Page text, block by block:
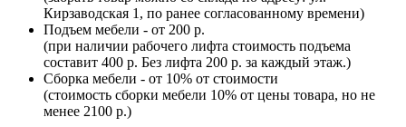
Кирзаводская 1, по ранее согласованному времени)
Подъем мебели - от 200 р.
(при наличии рабочего лифта стоимость подъема
составит 400 р. Без лифта 200 р. за каждый этаж.)
Сборка мебели - от 10% от стоимости
(стоимость сборки мебели 10% от цены товара, но не
менее 2100 р.)